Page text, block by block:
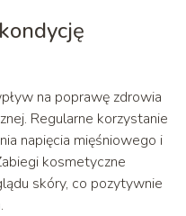
na poprawę zdrowia
Regularne korzystanie
napięcia mięśniowego i
kosmetyczne
skóry, co pozytywnie